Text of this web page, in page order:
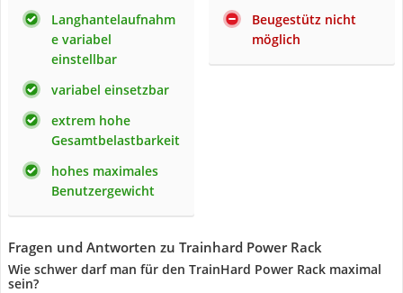
Langhantelaufnahm
e variabel
einstellbar
variabel einsetzbar
extrem hohe
Gesamtbelastbarkeit
hohes maximales
Benutzergewicht
Beugestütz nicht
möglich
Fragen und Antworten zu Trainhard Power Rack
Wie schwer darf man für den TrainHard Power Rack maximal
sein?